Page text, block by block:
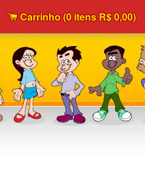
Carrinho (0itensR$ 0,00)